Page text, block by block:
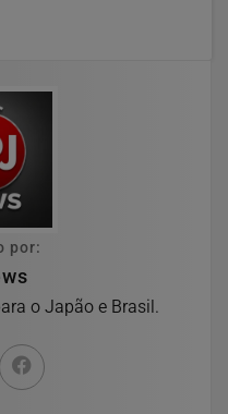
por:
o Japão e Brasil.